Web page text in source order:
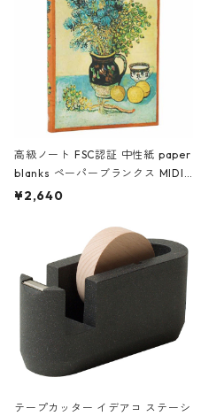
高級ノート FSC認証 中性紙 paper
blanks ペーパーブランクス MIDI
ハードカバー 罫線 ヴァン・ゴッホ
¥2,640
テープカッター イデアコ ステーシ